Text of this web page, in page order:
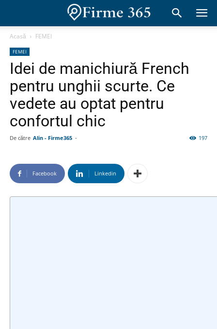
Acasă FEMEI
FEMEI
Idei de manichiură French
pentru unghii scurte. Ce
vedete au optat pentru
confortul chic
De către Alin - Firme365 - 197
Facebook Linkedin